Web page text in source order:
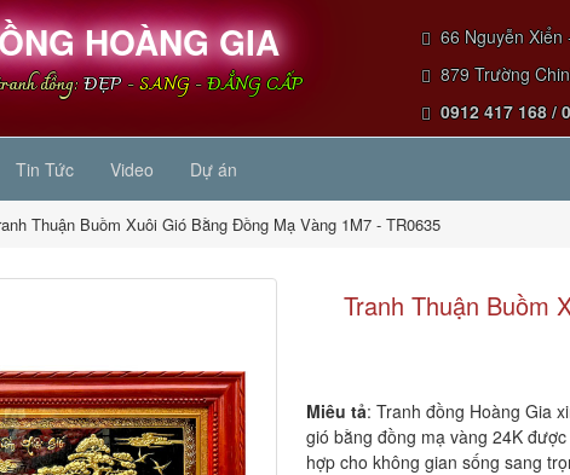
HOÀNG GIA
đồng:ĐẸP-SANG-ĐẲNG CẤP
66 Nguyễn Xiển
879 Trường
0912 417 168 /
Tin Tức Video Dự án
Thuận Buồm Xuôi Gió Bằng Đồng Mạ Vàng 1M7 - TR0635
Tranh Thuận Buồm
Miêu tả: Tranh đồng Hoàng Gia
gió bằng đồng mạ vàng 24K
hợp cho không gian sống sang